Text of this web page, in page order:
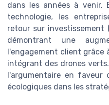
dans les années à venir.
technologie, les
retour sur investissement
démontrant une
l'engagement client grâce
intégrant des drones
l'argumentaire en faveur
écologiques dans les